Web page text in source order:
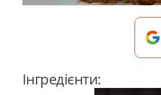
Інгредієнти: